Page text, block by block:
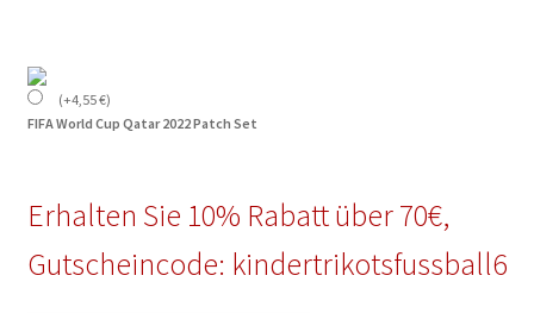
(+4,55€)
FIFA World Cup Qatar 2022 Patch Set
Erhalten Sie 10% Rabatt über 70€,
Gutscheincode: kindertrikotsfussball6